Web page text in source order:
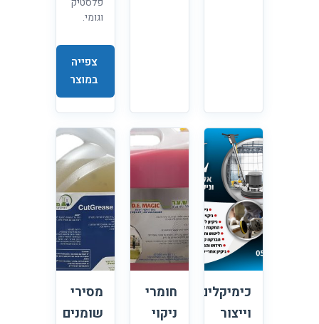
וגומי.
צפייה
במוצר
כימיקלים
וייצור
חומרי
ניקוי
מסירי
שומנים